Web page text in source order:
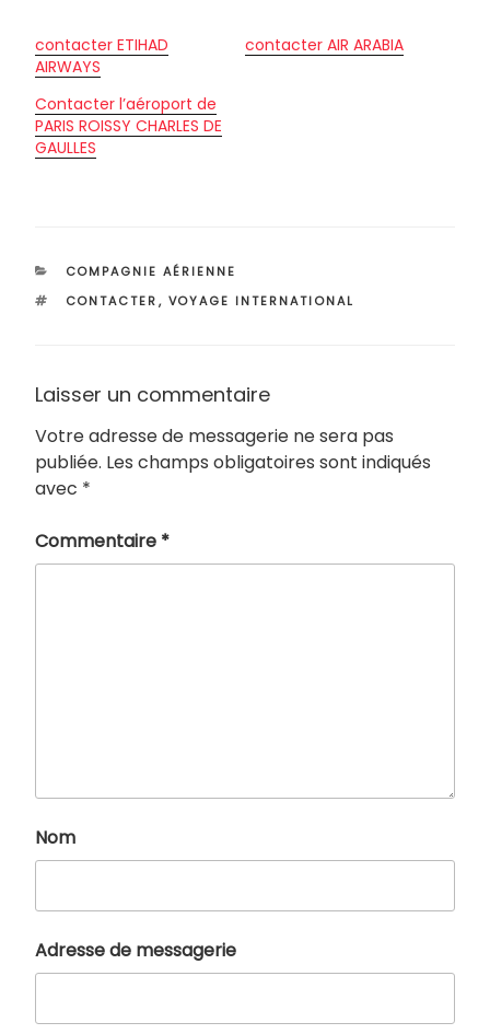
contacter ETIHAD
AIRWAYS
contacter AIR ARABIA
Contacter l’aéroport de
PARIS ROISSY CHARLES DE
GAULLES
CATÉGORIES
COMPAGNIE AÉRIENNE
ÉTIQUETTES
CONTACTER, VOYAGE INTERNATIONAL
Laisser un commentaire
Votre adresse de messagerie ne sera pas
publiée. Les champs obligatoires sont indiqués
avec *
Commentaire *
Nom
Adresse de messagerie